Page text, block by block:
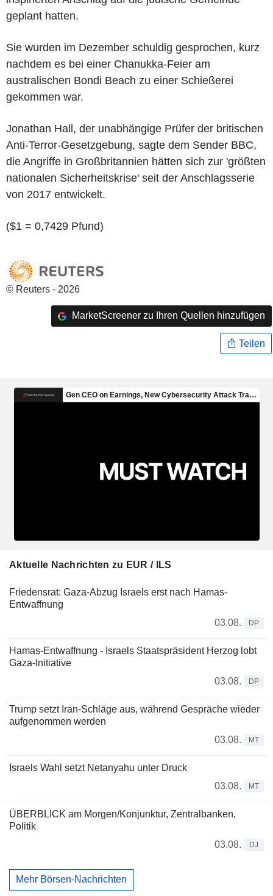
geplant hatten.
Sie wurden im Dezember schuldig gesprochen, kurz
nachdem es bei einer Chanukka-Feier am
australischen Bondi Beach zu einer Schießerei
gekommen war.
Jonathan Hall, der unabhängige Prüfer der britischen
Anti-Terror-Gesetzgebung, sagte dem Sender BBC,
die Angriffe in Großbritannien hätten sich zur 'größten
nationalen Sicherheitskrise' seit der Anschlagsserie
von 2017 entwickelt.
($1 = 0,7429 Pfund)
© Reuters - 2026
MarketScreener zu Ihren Quellen hinzufügen
Teilen
Aktuelle Nachrichten zu EUR / ILS
Friedensrat: Gaza-Abzug Israels erst nach Hamas-
Entwaffnung
03.08.
DP
Hamas-Entwaffnung - Israels Staatspräsident Herzog lobt
Gaza-Initiative
03.08.
DP
Trump setzt Iran-Schläge aus, während Gespräche wieder
aufgenommen werden
03.08.
MT
Israels Wahl setzt Netanyahu unter Druck
03.08.
MT
ÜBERBLICK am Morgen/Konjunktur, Zentralbanken,
Politik
03.08.
DJ
Mehr Börsen-Nachrichten